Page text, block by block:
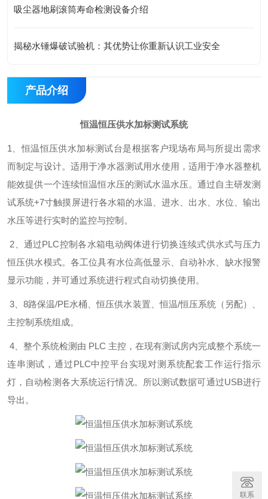
吸尘器地刷滚筒寿命检测设备介绍
揭秘水锤爆破试验机：其优势让你重新认识工业安全
产品介绍
恒温恒压供水加标测试系统
1、恒温恒压供水加标测试台是根据客户现场布局与所提出需求
而制定与设计。适用于净水器测试用水使用，适用于净水器整机
能效提供一个连续恒温恒水压的测试水温水压。通过自主研发测
试系统+7寸触摸屏进行各水箱的水温、进水、出水、水位、输出
水压等进行实时的监控与控制。
2、通过PLC控制各水箱电动阀体进行切换连续式供水式与压力
恒压供水模式。各工位具有水位高低显示、自动补水、缺水报警
显示功能，并可通过系统进行程式自动切换使用。
3、8路保温/PE水桶、恒压供水装置、恒温/恒压系统（另配）、
主控制系统组成。
4、整个系统检测由 PLC 主控，在现有测试房内完成整个系统一
连串测试，通过PLC中控平台实现对测系统配套工作运行指示
灯，自动检测各大系统运行情况。所以测试数据可通过USB进行
导出。
联系